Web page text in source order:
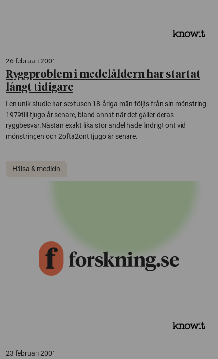
26 februari 2001
Ryggproblem i medelåldern har startat
långt tidigare
I en unik studie har sextusen 18-åriga män följts från sin mönstring
1979till tjugo år senare, bland annat när det gäller deras
ryggbesvär.Nästan exakt lika stor andel hade lindrigt ont vid
mönstringen och 2ofta2ont tjugo år senare.
Hälsa & medicin
23 februari 2001